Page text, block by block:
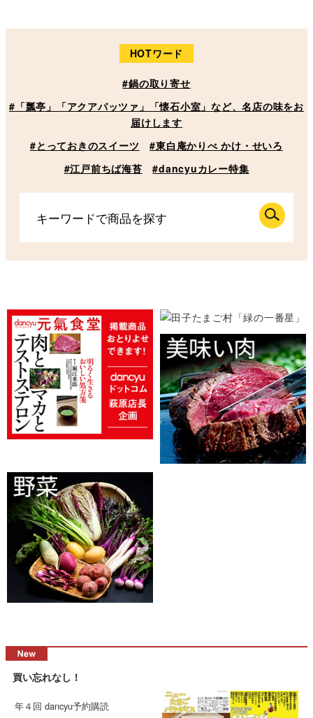
HOTワード
#鍋の取り寄せ
#「瓢亭」「アクアパッツァ」「懐石小室」など、名店の味をお
届けします
#とっておきのスイーツ
#東白庵かりべ かけ・せいろ
#江戸前ちば海苔
#dancyuカレー特集
買い忘れなし！
年４回 dancyu予約購読